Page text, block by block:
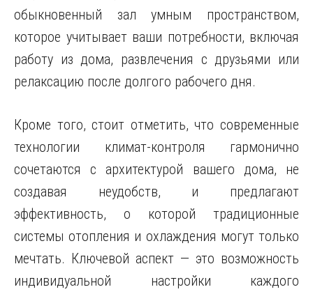
обыкновенный зал умным пространством,
которое учитывает ваши потребности, включая
работу из дома, развлечения с друзьями или
релаксацию после долгого рабочего дня.
Кроме того, стоит отметить, что современные
технологии климат-контроля гармонично
сочетаются с архитектурой вашего дома, не
создавая неудобств, и предлагают
эффективность, о которой традиционные
системы отопления и охлаждения могут только
мечтать. Ключевой аспект — это возможность
индивидуальной настройки каждого